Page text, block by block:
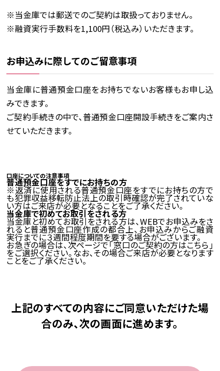
※当金庫では郵送でのご契約は取扱っておりません。
※融資実行手数料を1,100円（税込み）いただきます。
お申込みに際してのご留意事項
当金庫に普通預金口座をお持ちでないお客様もお申し込
みできます。
ご契約手続きの中で、普通預金口座開設手続きをご案内さ
せていただきます。
口座についての注意事項
普通預金口座をすでにお持ちの方
※返済に使用される普通預金口座をすでにお持ちの方で
も犯罪収益移転防止法上の取引時確認が完了されていな
い方はご来店が必要となることをご了承ください。
当金庫で初めてお取引をされる方
当金庫と初めてお取引をされる方は、WEBでお申込みをさ
れると普通預金口座作成の都合上、お申込みからご融資
実行までに３週間程度期間を要する場合がございます。
お急ぎの場合は、次ページで「窓口のご契約の方はこちら」
をご選択ください。なお、その場合ご来店が必要となります
ことをご了承ください。
上記のすべての内容にご同意いただけた場
合のみ、次の画面に進めます。